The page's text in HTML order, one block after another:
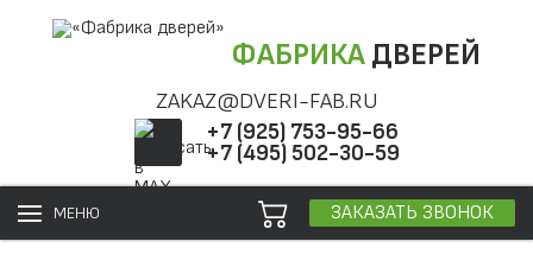
ФАБРИКАДВЕРЕЙ
ZAKAZ@DVERI-FAB.RU
+7 (925) 753-95-66
+7 (495) 502-30-59
МЕНЮ ЗАКАЗАТЬ ЗВОНОК